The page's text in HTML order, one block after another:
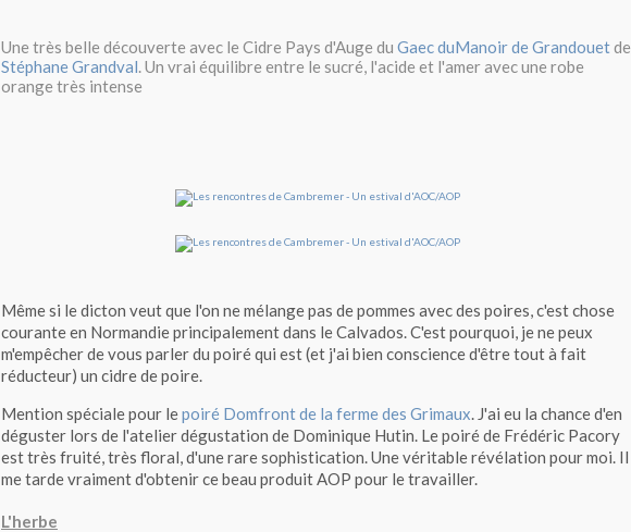
Une très belle découverte avec le Cidre Pays d'Auge du Gaec duManoir de Grandouetde
Stéphane Grandval. Un vrai équilibre entre le sucré, l'acide et l'amer avec une robe
orange très intense
Même si le dicton veut que l'on ne mélange pas de pommes avec des poires, c'est chose
courante en Normandie principalement dans le Calvados. C'est pourquoi, je ne peux
m'empêcher de vous parler du poiré qui est (et j'ai bien conscience d'être tout à fait
réducteur) un cidre de poire.
Mention spéciale pour lepoiré Domfront de la ferme des Grimaux. J'ai eu la chance d'en
déguster lors de l'atelier dégustation de Dominique Hutin. Le poiré de Frédéric Pacory
est très fruité, très floral, d'une rare sophistication. Une véritable révélation pour moi. Il
me tarde vraiment d'obtenir ce beau produit AOP pour le travailler.
L'herbe